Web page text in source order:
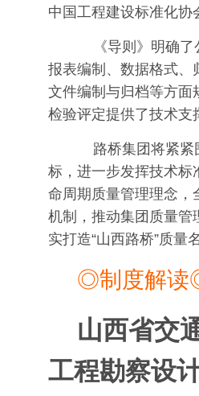
中国工程建设标准化协
《导则》明确了
报表编制、数据格式、
文件编制与归档等方面
检验评定提供了技术支
路桥集团将紧紧
标，进一步发挥技术标
命周期质量管理理念，
机制，推动集团质量管
实打造“山西路桥”质量
◎制度解
山西省交
工程勘察设